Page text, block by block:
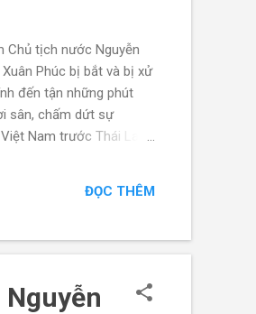
Chủ tịch nước Nguyễn
Phúc bị bắt và bị xử
đến tận những phút
sân, chấm dứt sự
Nam trước Thái Lan
như phải dừng bước
điển hình là cựu Thủ
ĐỌC THÊM